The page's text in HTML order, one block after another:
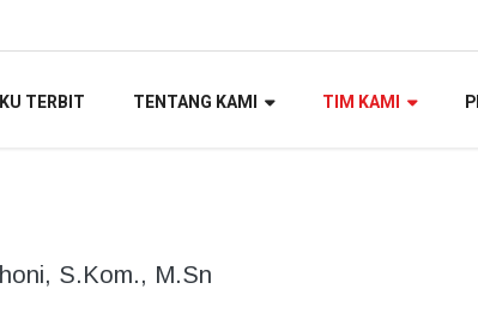
TERBIT TENTANG KAMI TIM KAMI
S.Kom., M.Sn